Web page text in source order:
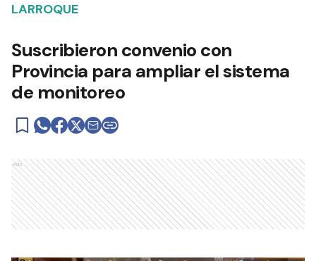
LARROQUE
Suscribieron convenio con
Provincia para ampliar el sistema
de monitoreo
Ads